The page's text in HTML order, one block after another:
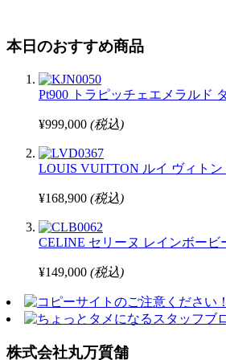
本日のおすすめ商品
Pt900 トラピッチェエメラルド
¥999,000 (税込)
LOUIS VUITTON ルイ ヴィト
¥168,900 (税込)
CELINE セリーヌ レインボービ
¥149,000 (税込)
株式会社丸万質舗